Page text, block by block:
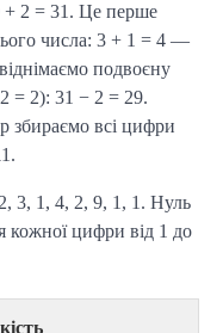
+ 2 = 31. Це перше
числа: 3 + 1 = 4 —
подвоєну
= 2): 31 − 2 = 29.
збираємо всі цифри
3, 1, 4, 2, 9, 1, 1. Нуль
кожної цифри від 1 до